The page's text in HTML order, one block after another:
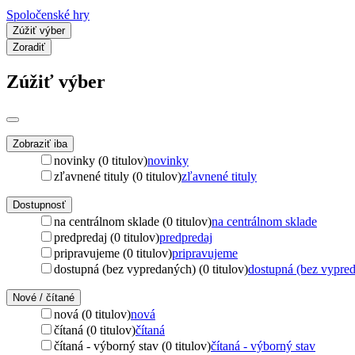
Spoločenské hry
Zúžiť výber
Zoradiť
Zúžiť výber
Zobraziť iba
novinky (0 titulov)novinky
zľavnené tituly (0 titulov)zľavnené tituly
Dostupnosť
na centrálnom sklade (0 titulov)na centrálnom sklade
predpredaj (0 titulov)predpredaj
pripravujeme (0 titulov)pripravujeme
dostupná (bez vypredaných) (0 titulov)dostupná (bez
Nové / čítané
nová (0 titulov)nová
čítaná (0 titulov)čítaná
čítaná - výborný stav (0 titulov)čítaná - výborný stav